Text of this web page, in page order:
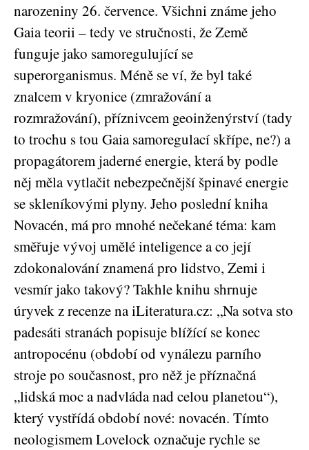
narozeniny 26. července. Všichni známe jeho
Gaia teorii – tedy ve stručnosti, že Země
funguje jako samoregulující se
superorganismus. Méně se ví, že byl také
znalcem v kryonice (zmražování a
rozmražování), příznivcem geoinženýrství (tady
to trochu s tou Gaia samoregulací skřípe, ne?) a
propagátorem jaderné energie, která by podle
něj měla vytlačit nebezpečnější špinavé energie
se skleníkovými plyny. Jeho poslední kniha
Novacén, má pro mnohé nečekané téma: kam
směřuje vývoj umělé inteligence a co její
zdokonalování znamená pro lidstvo, Zemi i
vesmír jako takový? Takhle knihu shrnuje
úryvek z recenze na iLiteratura.cz: „Na sotva sto
padesáti stranách popisuje blížící se konec
antropocénu (období od vynálezu parního
stroje po současnost, pro něž je příznačná
„lidská moc a nadvláda nad celou planetou“),
který vystřídá období nové: novacén. Tímto
neologismem Lovelock označuje rychle se